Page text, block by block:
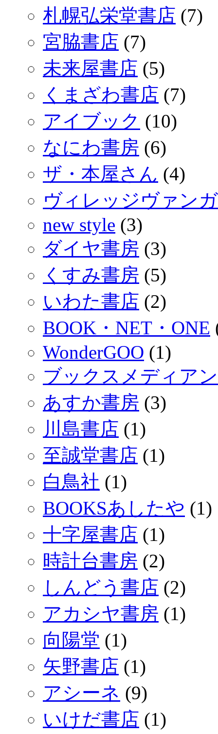
札幌弘栄堂書店 (7)
宮脇書店 (7)
未来屋書店 (5)
くまざわ書店 (7)
アイブック (10)
なにわ書房 (6)
ザ・本屋さん (4)
ヴィレッジヴァン
new style (3)
ダイヤ書房 (3)
くすみ書房 (5)
いわた書店 (2)
BOOK・NET・ONE
WonderGOO (1)
ブックスメディアン
あすか書房 (3)
川島書店 (1)
至誠堂書店 (1)
白鳥社 (1)
BOOKSあしたや (1)
十字屋書店 (1)
時計台書房 (2)
しんどう書店 (2)
アカシヤ書房 (1)
向陽堂 (1)
矢野書店 (1)
アシーネ (9)
いけだ書店 (1)